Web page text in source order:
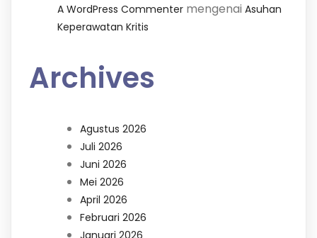
A WordPress Commenter mengenai Asuhan
Keperawatan Kritis
Archives
Agustus 2026
Juli 2026
Juni 2026
Mei 2026
April 2026
Februari 2026
Januari 2026